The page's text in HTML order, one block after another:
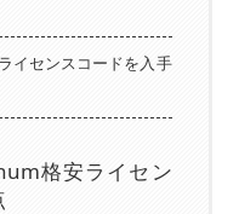
イセンスコードを入手
格安ライセン